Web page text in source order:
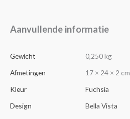
Aanvullende informatie
Gewicht
0,250 kg
Afmetingen
17 × 24 × 2 cm
Kleur
Fuchsia
Design
Bella Vista